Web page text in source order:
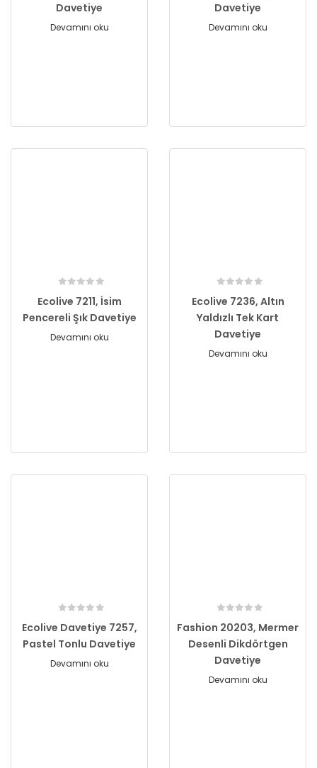
Davetiye
Devamını oku
Davetiye
Devamını oku
Ecolive 7211, İsim
Pencereli Şık Davetiye
Devamını oku
Ecolive 7236, Altın
Yaldızlı Tek Kart
Davetiye
Devamını oku
Ecolive Davetiye 7257,
Pastel Tonlu Davetiye
Devamını oku
Fashion 20203, Mermer
Desenli Dikdörtgen
Davetiye
Devamını oku